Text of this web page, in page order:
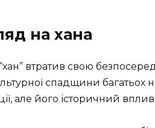
на хана
“хан” втратив свою
спадщини багатьох
але його історичний